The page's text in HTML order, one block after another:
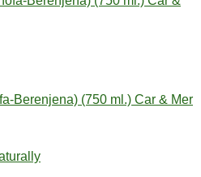
Berenjena) (750 ml.) Car & Mer